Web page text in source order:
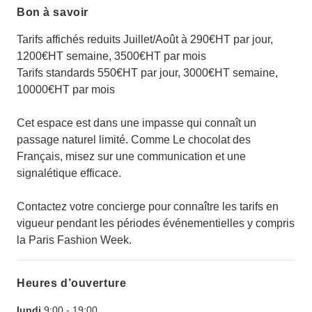
Bon à savoir
Tarifs affichés reduits Juillet/Août à 290€HT par jour,
1200€HT semaine, 3500€HT par mois
Tarifs standards 550€HT par jour, 3000€HT semaine,
10000€HT par mois
Cet espace est dans une impasse qui connaît un
passage naturel limité. Comme Le chocolat des
Français, misez sur une communication et une
signalétique efficace.
Contactez votre concierge pour connaître les tarifs en
vigueur pendant les périodes événementielles y compris
la Paris Fashion Week.
Heures d’ouverture